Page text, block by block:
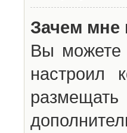
Зачем мне
Вы можете
настроил